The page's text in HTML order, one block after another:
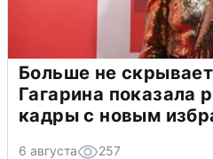
Больше не
Гагарина показала
кадры с новым
6 августа 257